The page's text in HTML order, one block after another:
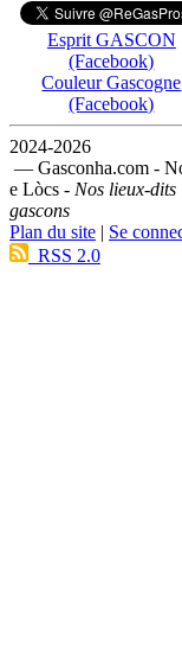
Esprit GASCON
(Facebook)
Couleur Gascogne
(Facebook)
2024-2026
— Gasconha.com -
e Lòcs - Nos lieux-dits
gascons
Plan du site | Se
RSS 2.0